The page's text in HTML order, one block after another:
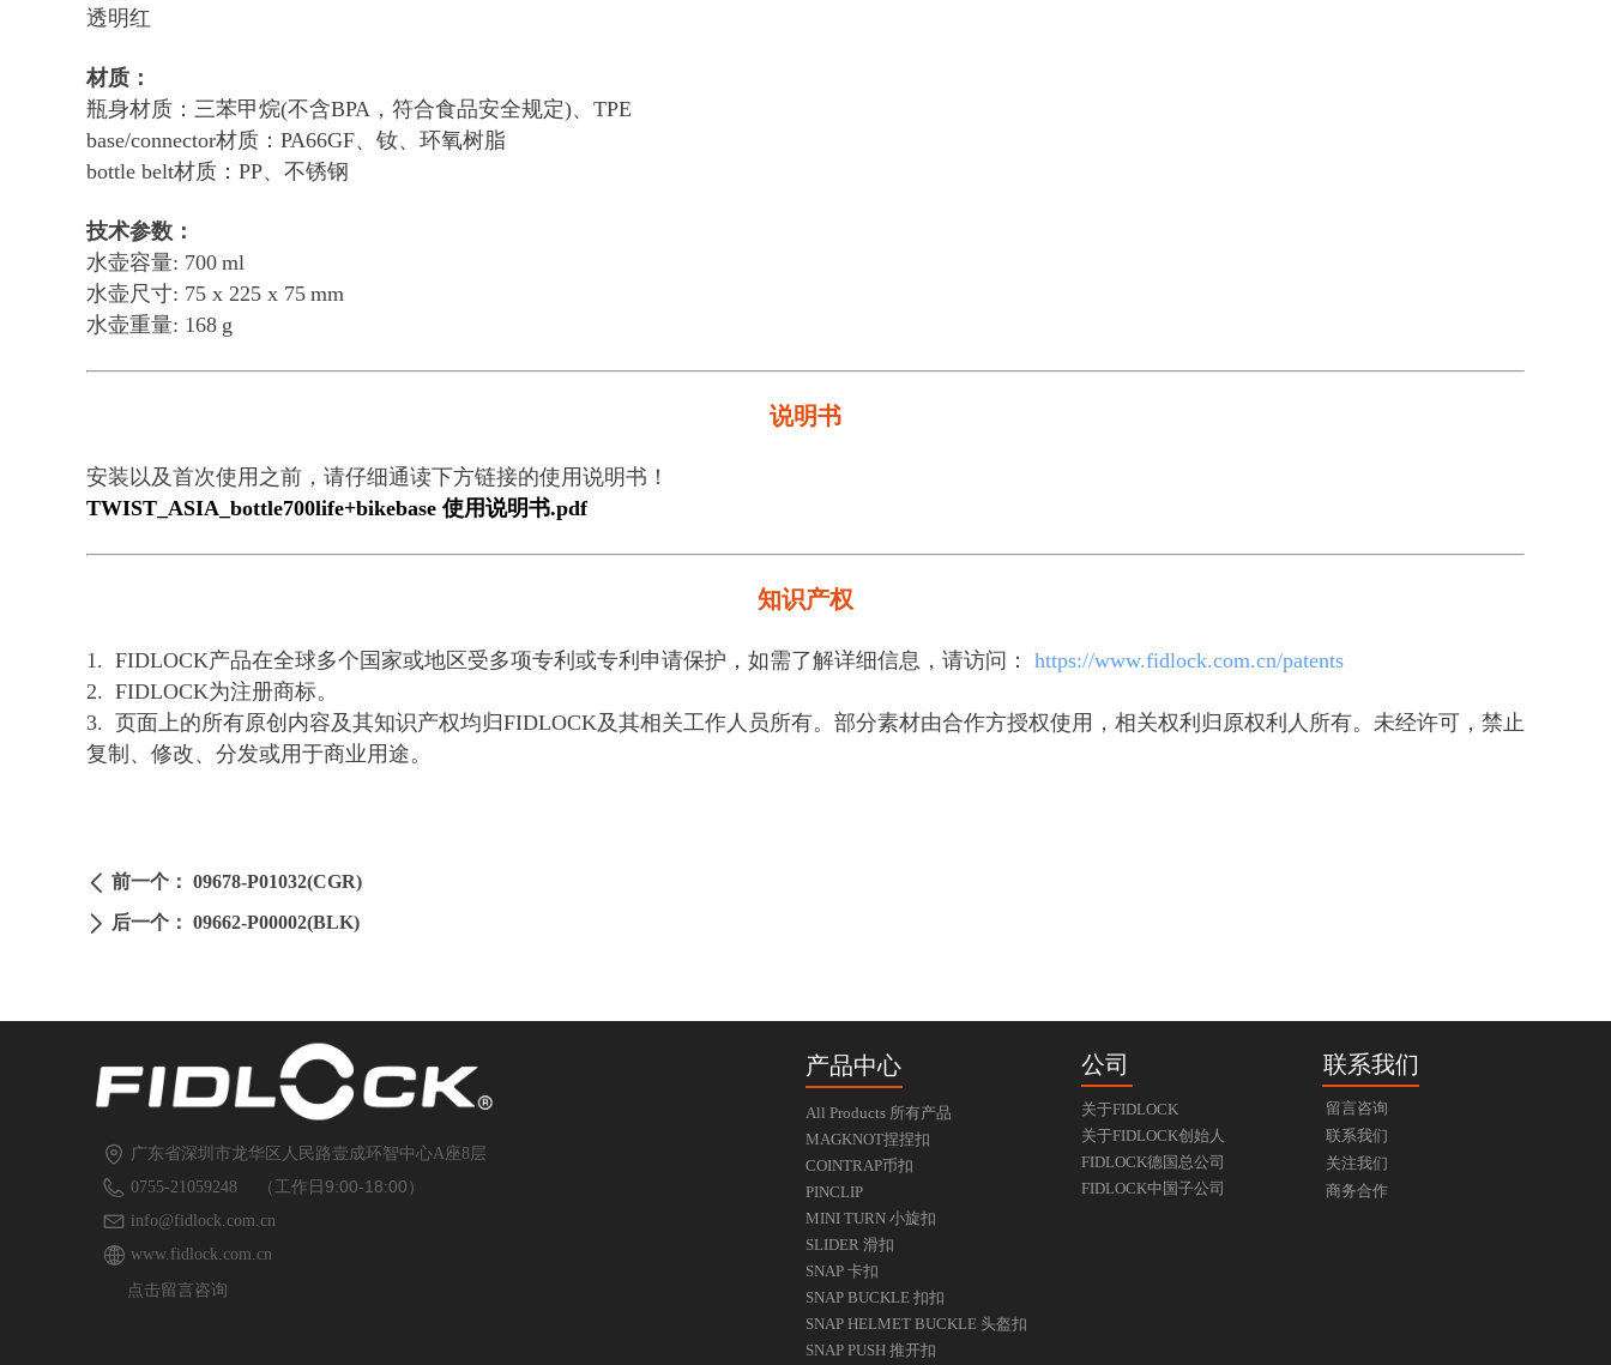
透明红
材质：
瓶身材质：三苯甲烷(不含BPA，符合食品安全规定)、TPE
base/connector材质：PA66GF、钕、环氧树脂
bottle belt材质：PP、不锈钢
技术参数：
水壶容量: 700 ml
水壶尺寸: 75 x 225 x 75 mm
水壶重量: 168 g
说明书
安装以及首次使用之前，请仔细通读下方链接的使用说明书！
TWIST_ASIA_bottle700life+bikebase 使用说明书.pdf
知识产权
1. FIDLOCK产品在全球多个国家或地区受多项专利或专利申请保护，如需了解详细信息，请访问： https://www.fidlock.com.cn/patents
2. FIDLOCK为注册商标。
3. 页面上的所有原创内容及其知识产权均归FIDLOCK及其相关工作人员所有。部分素材由合作方授权使用，相关权利归原权利人所有。未经许可，禁止
复制、修改、分发或用于商业用途。
ꄴ 前一个： 09678-P01032(CGR)
ꄲ 后一个： 09662-P00002(BLK)
产品中心
All Products 所有产品
MAGKNOT捏捏扣
COINTRAP币扣
PINCLIP
MINI TURN 小旋扣
SLIDER 滑扣
SNAP 卡扣
SNAP BUCKLE 扣扣
SNAP HELMET BUCKLE 头盔扣
SNAP PUSH 推开扣
关于FIDLOCK
关于FIDLOCK创始人
FIDLOCK德国总公司
FIDLOCK中国子公司
公司
广东省深圳市龙华区人民路壹成环智中心A座8层
0755-21059248
info@fidlock.com.cn
www.fidlock.com.cn
留言咨询
联系我们
关注我们
商务合作
联系我们
（工作日9:00-18:00）
点击留言咨询